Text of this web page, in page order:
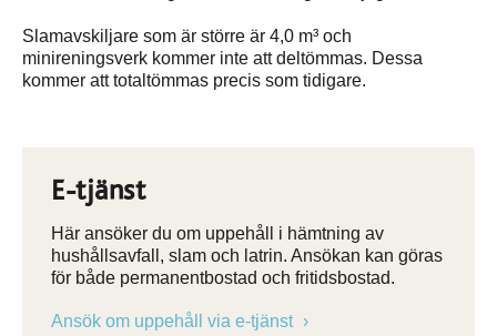
Slamavskiljare som är större är 4,0 m³ och
minireningsverk kommer inte att deltömmas. Dessa
kommer att totaltömmas precis som tidigare.
E-tjänst
Här ansöker du om uppehåll i hämtning av
hushållsavfall, slam och latrin. Ansökan kan göras
för både permanentbostad och fritidsbostad.
Ansök om uppehåll via e-tjänst